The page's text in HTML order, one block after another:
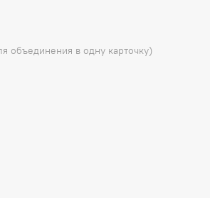
объединения в одну карточку)